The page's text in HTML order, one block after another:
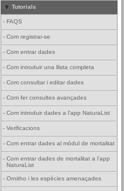
Tutorials
- FAQS
- Com registrar-se
- Com entrar dades
- Com introduir una llista completa
- Com consultar i editar dades
- Com fer consultes avançades
- Com introduir dades a l'app NaturaList
- Verificacions
- Com entrar dades al mòdul de mortalitat
- Com entrar dades de mortalitat a l'app
NaturaList
- Ornitho i les espècies amenaçades